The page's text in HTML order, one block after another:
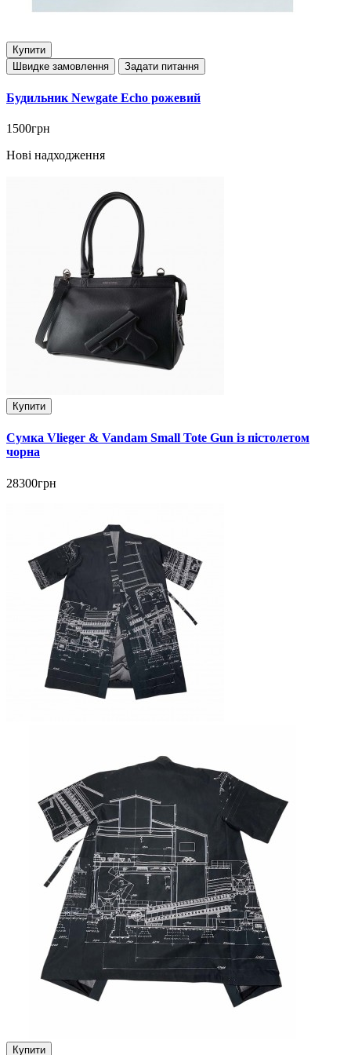
Купити
Швидке замовлення
Задати питання
Будильник Newgate Echo рожевий
1500грн
Нові надходження
Купити
Сумка Vlieger & Vandam Small Tote Gun із пістолетом
чорна
28300грн
Купити